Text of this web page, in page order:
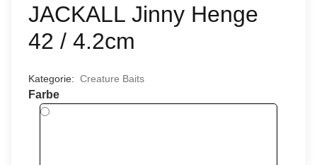
JACKALL Jinny Henge
42 / 4.2cm
Kategorie: Creature Baits
Farbe